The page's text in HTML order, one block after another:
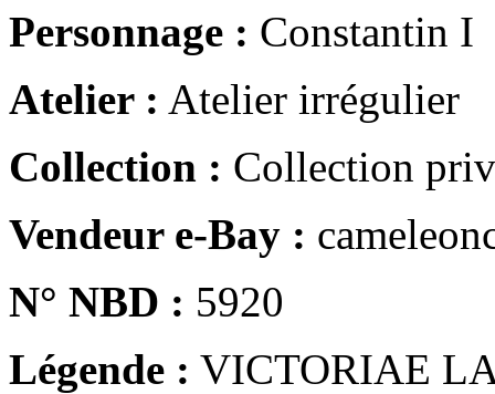
Personnage : Constantin I
Atelier : Atelier irrégulier
Collection : Collection
Vendeur e-Bay :
N° NBD : 5920
Légende : VICTORIAE